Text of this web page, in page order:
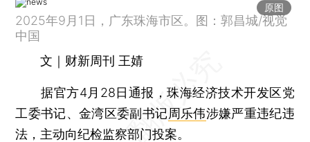
原图
2025年9月1日，广东珠海市区。图：郭昌城/视觉
中国
文｜财新周刊 王婧
据官方4月28日通报，珠海经济技术开发区党
工委书记、金湾区委副书记周乐伟涉嫌严重违纪违
法，主动向纪检监察部门投案。